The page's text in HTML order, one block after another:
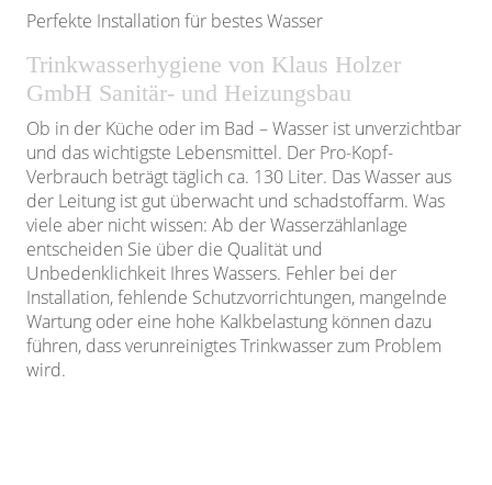
Perfekte Installation für bestes Wasser
Trinkwasserhygiene von Klaus Holzer
GmbH Sanitär- und Heizungsbau
Ob in der Küche oder im Bad – Wasser ist unverzichtbar
und das wichtigste Lebensmittel. Der Pro-Kopf-
Verbrauch beträgt täglich ca. 130 Liter. Das Wasser aus
der Leitung ist gut überwacht und schadstoffarm. Was
viele aber nicht wissen: Ab der Wasserzählanlage
entscheiden Sie über die Qualität und
Unbedenklichkeit Ihres Wassers. Fehler bei der
Installation, fehlende Schutzvorrichtungen, mangelnde
Wartung oder eine hohe Kalkbelastung können dazu
führen, dass verunreinigtes Trinkwasser zum Problem
wird.